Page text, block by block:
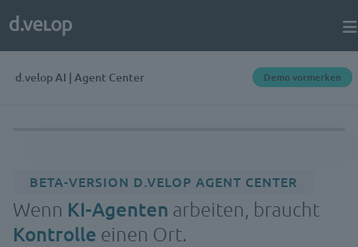
d.velop AI | Agent Center Demo vormerken
BETA-VERSION D.VELOP AGENT CENTER
Wenn KI-Agenten arbeiten, braucht
Kontrolle einen Ort.